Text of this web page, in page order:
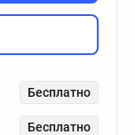
Бесплатно
Бесплатно